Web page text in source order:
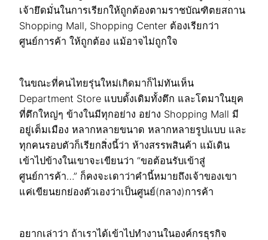
เจ้ายึดมั่นในการเรียกให้ถูกต้องตามราชบัณฑิตยสถาน
Shopping Mall, Shopping Center ต้องเรียกว่า
ศูนย์การค้า ให้ถูกต้อง แม้อาจไม่ถูกใจ
ในขณะที่คนไทยรุ่นใหม่เกิดมาก็ไม่ทันเห็น
Department Store แบบดั้งเดิมทั้งตึก และโตมาในยุค
ที่ตึกใหญ่ๆ ข้างในมีทุกอย่าง อย่าง Shopping Mall มี
อยู่เต็มเมือง หลากหลายขนาด หลากหลายรูปแบบ และ
ทุกคนรอบตัวก็เรียกสิ่งนี้ว่า ห้างสรรพสินค้า แม้เดิน
เข้าไปข้างในเขาจะเขียนว่า “ขอต้อนรับเข้าสู่
ศูนย์การค้า…” ก็คงจะเดาว่าคำนี้หมายถึงเจ้าของเขา
แค่เขียนยกย่องตัวเองว่าเป็นศูนย์(กลาง)การค้า
อยากเล่าว่า ถ้าเราได้เข้าไปทำงานในองค์กรธุรกิจ